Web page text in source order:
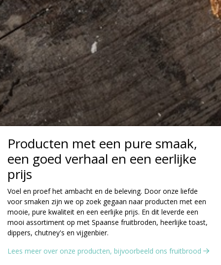
Producten met een pure smaak,
een goed verhaal en een eerlijke
prijs
Voel en proef het ambacht en de beleving. Door onze liefde
voor smaken zijn we op zoek gegaan naar producten met een
mooie, pure kwaliteit en een eerlijke prijs. En dit leverde een
mooi assortiment op met Spaanse fruitbroden, heerlijke toast,
dippers, chutney's en vijgenbier.
Lees meer over onze producten, bijvoorbeeld ons fruitbrood 